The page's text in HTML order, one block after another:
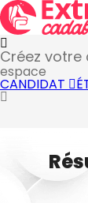
Créez
espace
CANDIDAT